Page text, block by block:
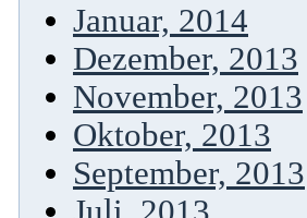
Januar, 2014
Dezember, 2013
November, 2013
Oktober, 2013
September, 2013